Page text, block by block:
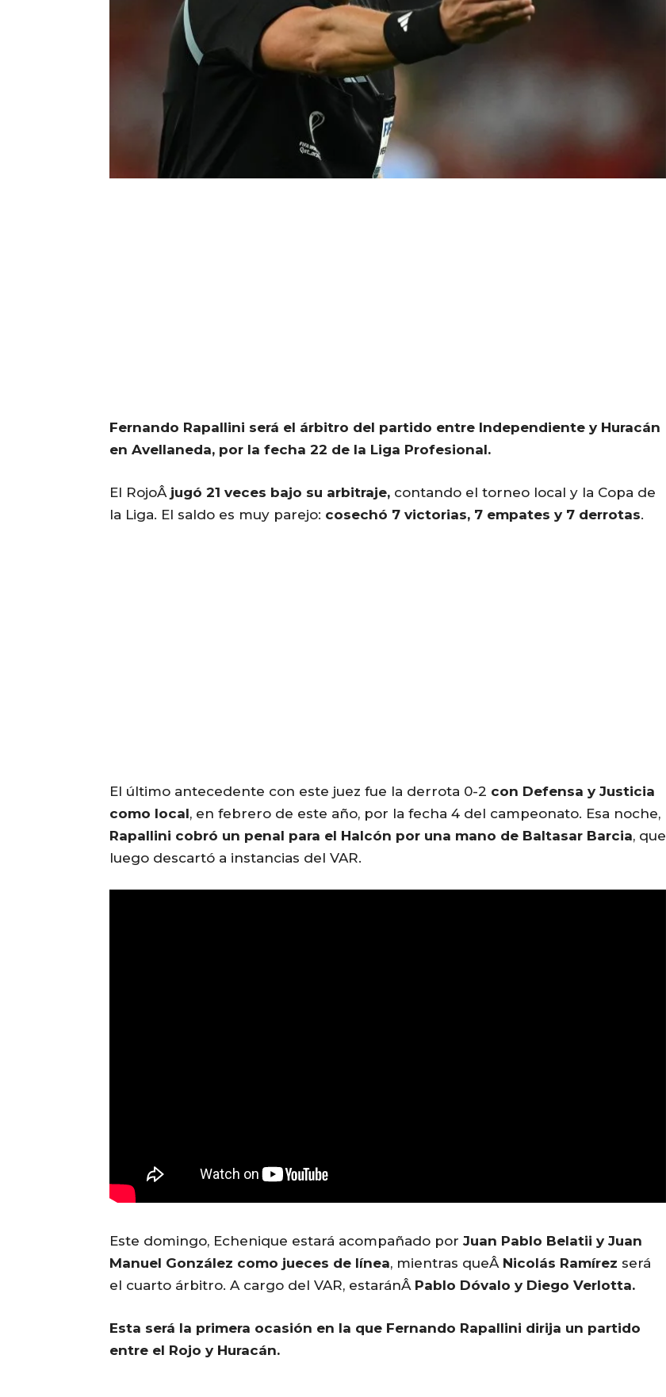
Fernando Rapallini será el árbitro del partido entre Independiente y Huracán
en Avellaneda, por la fecha 22 de la Liga Profesional.
El RojoÂ jugó 21 veces bajo su arbitraje, contando el torneo local y la Copa de
la Liga. El saldo es muy parejo: cosechó 7 victorias, 7 empates y 7 derrotas.
El último antecedente con este juez fue la derrota 0-2 con Defensa y Justicia
como local, en febrero de este año, por la fecha 4 del campeonato. Esa noche,
Rapallini cobró un penal para el Halcón por una mano de Baltasar Barcia, que
luego descartó a instancias del VAR.
Este domingo, Echenique estará acompañado por Juan Pablo Belatii y Juan
Manuel González como jueces de línea, mientras queÂ Nicolás Ramírez será
el cuarto árbitro. A cargo del VAR, estaránÂ Pablo Dóvalo y Diego Verlotta.
Esta será la primera ocasión en la que Fernando Rapallini dirija un partido
entre el Rojo y Huracán.